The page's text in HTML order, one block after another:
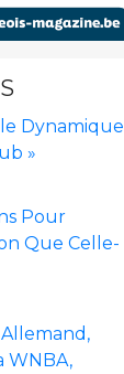
Dynamique
»
Pour
Que Celle-
WNBA,